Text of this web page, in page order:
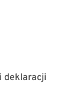
deklaracji